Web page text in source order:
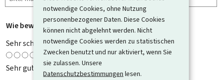
notwendige Cookies, ohne Nutzung
personenbezogener Daten. Diese Cookies
können nicht abgelehnt werden. Nicht
notwendige Cookies werden zu statistischen
Zwecken benutzt und nur aktiviert, wenn Sie
sie zulassen. Unsere
Datenschutzbestimmungen lesen.
Wie bewerten Sie diese Seite?
Sehr schlecht
Sehr gut